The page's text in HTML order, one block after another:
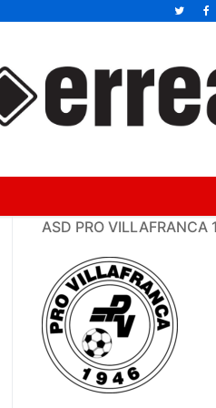
ASD PRO VILLAFRANCA